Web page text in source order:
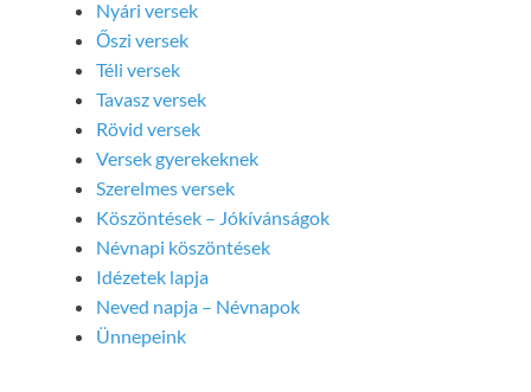
Nyári versek
Őszi versek
Téli versek
Tavasz versek
Rövid versek
Versek gyerekeknek
Szerelmes versek
Köszöntések – Jókívánságok
Névnapi köszöntések
Idézetek lapja
Neved napja – Névnapok
Ünnepeink